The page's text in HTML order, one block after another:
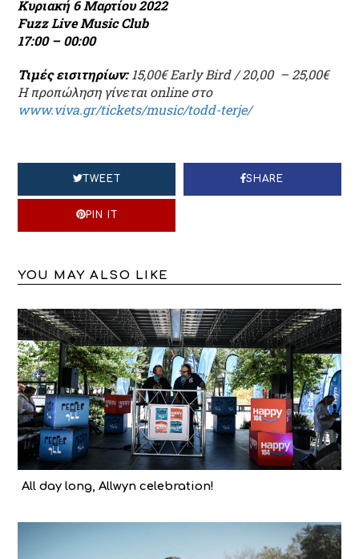
Κυριακή 6 Μαρτίου 2022
Fuzz Live Music Club
17:00 – 00:00
Τιμές εισιτηρίων:15,00€ Early Bird / 20,00 – 25,00€
Η προπώληση γίνεται οnline στο
www.viva.gr/tickets/music/todd-terje/
TWEET SHARE
PIN IT
YOU MAY ALSO LIKE
All day long, Allwyn celebration!